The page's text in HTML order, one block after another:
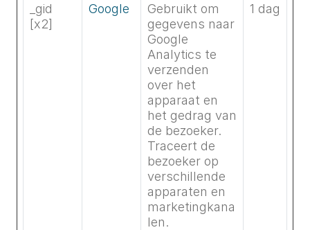
_gid
[x2]
Google
Gebruikt om
gegevens naar
Google
Analytics te
verzenden
over het
apparaat en
het gedrag van
de bezoeker.
Traceert de
bezoeker op
verschillende
apparaten en
marketingkana
len.
1 dag